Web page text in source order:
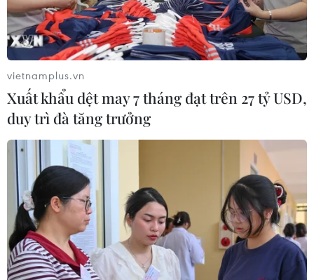
vietnamplus.vn
Xuất khẩu dệt may 7 tháng đạt trên 27 tỷ USD,
duy trì đà tăng trưởng